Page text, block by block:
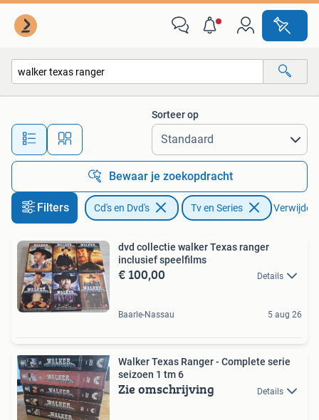
Alle afstanden…
Sorteer op
Bewaar je zoekopdracht
Filters Cd's en Dvd's Tv en Series Verwijder
dvd collectie walker Texas ranger
inclusief speelfilms
€ 100,00 Details
Baarle-Nassau 5 aug 26
Walker Texas Ranger - Complete serie
seizoen 1 tm 6
Zie omschrijving Details